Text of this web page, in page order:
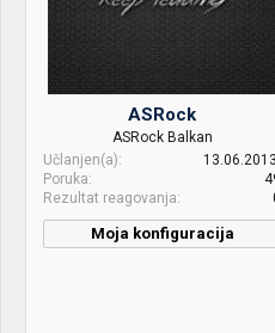
e
j
a
ASRock
ASRock Balkan
Učlanjen(a)
Poruka
Rezultat reagovanja
Moja konfiguracija